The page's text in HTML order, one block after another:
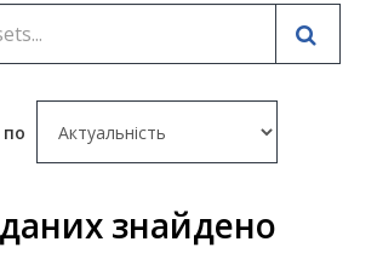
знайдено